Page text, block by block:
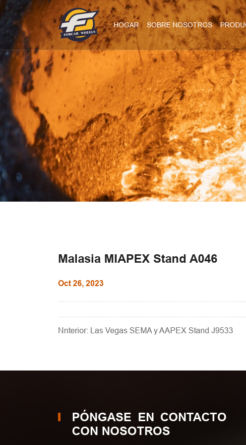
HOGAR SOBRE NOSOTROS
Malasia MIAPEX Stand A046
Oct 26, 2023
Nnterior: Las Vegas SEMA y AAPEX Stand J9533
PÓNGASE EN CONTACTO
CON NOSOTROS